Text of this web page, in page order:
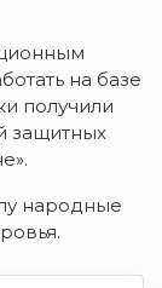
на базе
получили
защитных
народные